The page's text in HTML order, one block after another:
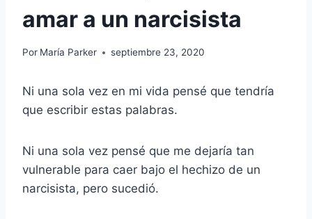
amar a un narcisista
Por María Parker septiembre 23, 2020
Ni una sola vez en mi vida pensé que tendría
que escribir estas palabras.
Ni una sola vez pensé que me dejaría tan
vulnerable para caer bajo el hechizo de un
narcisista, pero sucedió.